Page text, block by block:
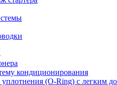
кондиционирования
уплотнения (O-Ring) с легким